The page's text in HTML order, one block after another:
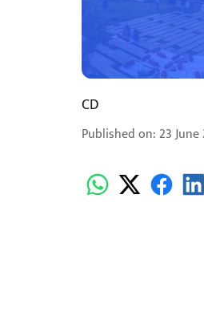
CD
Published on: 23